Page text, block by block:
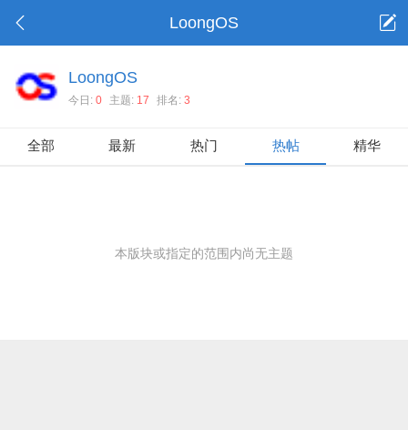
LoongOS
LoongOS
今日: 0 主题: 17 排名: 3
全部 最新 热门 热帖 精华
本版块或指定的范围内尚无主题